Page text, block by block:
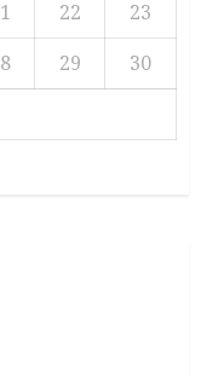
22
23
29
30